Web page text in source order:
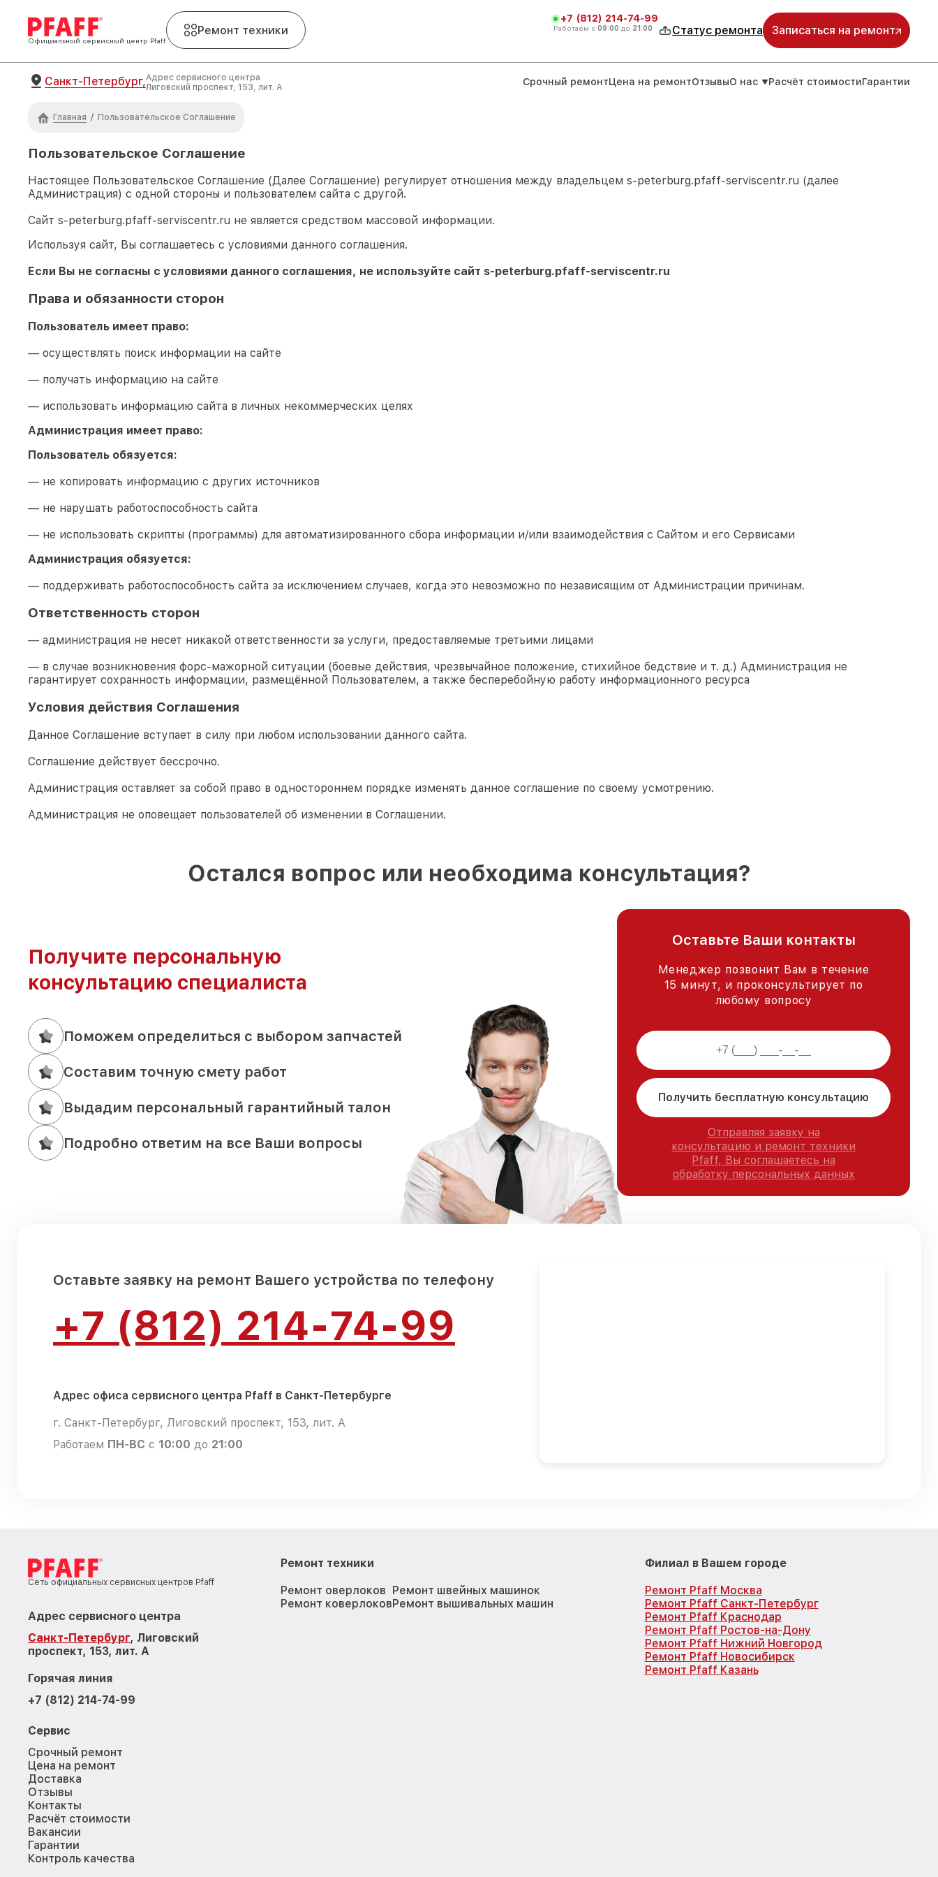
Официальный сервисный центр Pfaff
Ремонт техники
+7 (812) 214-74-99
Работаем с 09:00 до 21:00 Статус ремонта Записаться на ремонт
Санкт-Петербург,Адрес сервисного центра
Лиговский проспект, 153, лит. А
Срочный ремонтЦена на ремонтОтзывыО нас Расчёт стоимостиГарантии
Главная / Пользовательское Соглашение
Пользовательское Соглашение
Настоящее Пользовательское Соглашение (Далее Соглашение) регулирует отношения между владельцем s-peterburg.pfaff-serviscentr.ru (далее
Администрация) с одной стороны и пользователем сайта с другой.
Сайт s-peterburg.pfaff-serviscentr.ru не является средством массовой информации.
Используя сайт, Вы соглашаетесь с условиями данного соглашения.
Если Вы не согласны с условиями данного соглашения, не используйте сайт s-peterburg.pfaff-serviscentr.ru
Права и обязанности сторон
Пользователь имеет право:
— осуществлять поиск информации на сайте
— получать информацию на сайте
— использовать информацию сайта в личных некоммерческих целях
Администрация имеет право:
Пользователь обязуется:
— не копировать информацию с других источников
— не нарушать работоспособность сайта
— не использовать скрипты (программы) для автоматизированного сбора информации и/или взаимодействия с Сайтом и его Сервисами
Администрация обязуется:
— поддерживать работоспособность сайта за исключением случаев, когда это невозможно по независящим от Администрации причинам.
Ответственность сторон
— администрация не несет никакой ответственности за услуги, предоставляемые третьими лицами
— в случае возникновения форс-мажорной ситуации (боевые действия, чрезвычайное положение, стихийное бедствие и т. д.) Администрация не
гарантирует сохранность информации, размещённой Пользователем, а также бесперебойную работу информационного ресурса
Условия действия Соглашения
Данное Соглашение вступает в силу при любом использовании данного сайта.
Соглашение действует бессрочно.
Администрация оставляет за собой право в одностороннем порядке изменять данное соглашение по своему усмотрению.
Администрация не оповещает пользователей об изменении в Соглашении.
Остался вопрос или необходима консультация?
Получите персональную
консультацию специалиста
Поможем определиться с выбором запчастей
Составим точную смету работ
Выдадим персональный гарантийный талон
Подробно ответим на все Ваши вопросы
Оставьте Ваши контакты
Менеджер позвонит Вам в течение
15 минут, и проконсультирует по
любому вопросу
Получить бесплатную консультацию
Отправляя заявку на
консультацию и ремонт техники
Pfaff, Вы соглашаетесь на
обработку персональных данных
Оставьте заявку на ремонт Вашего устройства по телефону
+7 (812) 214-74-99
Адрес офиса сервисного центра Pfaff в Санкт-Петербурге
г. Санкт-Петербург, Лиговский проспект, 153, лит. А
Работаем ПН-ВС с 10:00 до 21:00
Сеть официальных сервисных центров Pfaff
Адрес сервисного центра
Санкт-Петербург, Лиговский
проспект, 153, лит. А
Горячая линия
+7 (812) 214-74-99
Сервис
Срочный ремонт
Цена на ремонт
Доставка
Отзывы
Контакты
Расчёт стоимости
Вакансии
Гарантии
Контроль качества
Ремонт техники
Ремонт оверлоков
Ремонт коверлоков
Ремонт швейных машинок
Ремонт вышивальных машин
Филиал в Вашем городе
Ремонт Pfaff Москва
Ремонт Pfaff Санкт-Петербург
Ремонт Pfaff Краснодар
Ремонт Pfaff Ростов-на-Дону
Ремонт Pfaff Нижний Новгород
Ремонт Pfaff Новосибирск
Ремонт Pfaff Казань